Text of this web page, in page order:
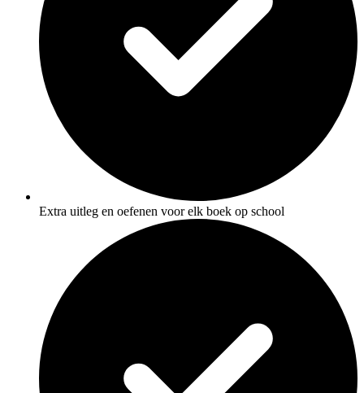
Extra uitleg en oefenen voor elk boek op school